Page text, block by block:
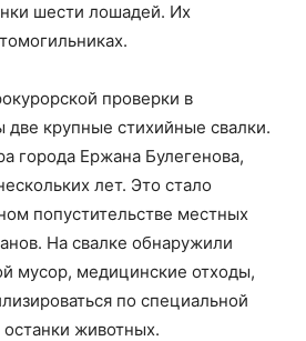
шести лошадей. Их
проверки в
крупные стихийные свалки.
города Ержана Булегенова,
лет. Это стало
попустительстве местных
На свалке обнаружили
мусор, медицинские отходы,
по специальной
животных.